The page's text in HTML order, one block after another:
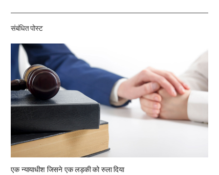
기
संबंधित पोस्ट
एक न्यायाधीश जिसने एक लड़की को रुला दिया